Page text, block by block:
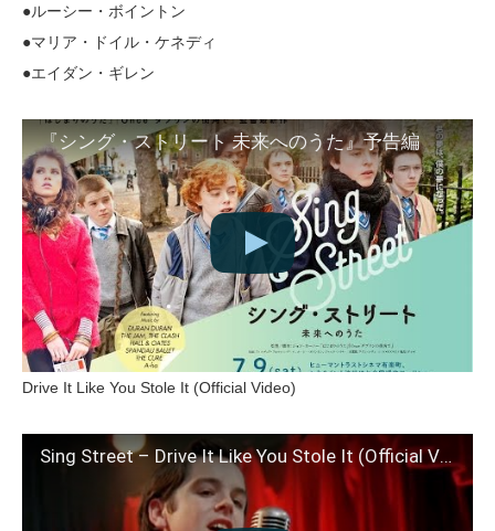
●ルーシー・ボイントン
●マリア・ドイル・ケネディ
●エイダン・ギレン
『シング・ストリート 未来へのうた』予告編
Drive It Like You Stole It (Official Video)
Sing Street – Drive It Like You Stole It (Official Video)